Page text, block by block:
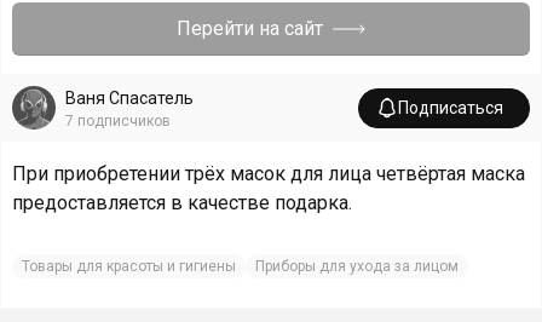
Перейти на сайт
Ваня Спасатель
7 подписчиков
Подписаться
При приобретении трёх масок для лица четвёртая маска
предоставляется в качестве подарка.
Товары для красоты и гигиены Приборы для ухода за лицом